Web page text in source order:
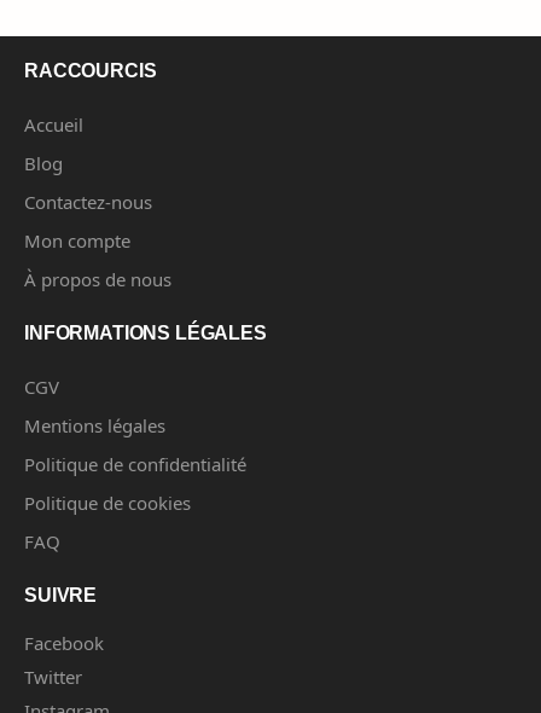
RACCOURCIS
Accueil
Blog
Contactez-nous
Mon compte
À propos de nous
INFORMATIONS LÉGALES
CGV
Mentions légales
Politique de confidentialité
Politique de cookies
FAQ
SUIVRE
Facebook
Twitter